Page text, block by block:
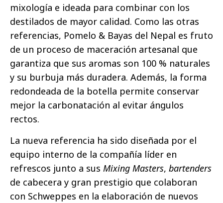
mixología e ideada para combinar con los
destilados de mayor calidad. Como las otras
referencias, Pomelo & Bayas del Nepal es fruto
de un proceso de maceración artesanal que
garantiza que sus aromas son 100 % naturales
y su burbuja más duradera. Además, la forma
redondeada de la botella permite conservar
mejor la carbonatación al evitar ángulos
rectos.
La nueva referencia ha sido diseñada por el
equipo interno de la compañía líder en
refrescos junto a sus Mixing Masters, bartenders
de cabecera y gran prestigio que colaboran
con Schweppes en la elaboración de nuevos